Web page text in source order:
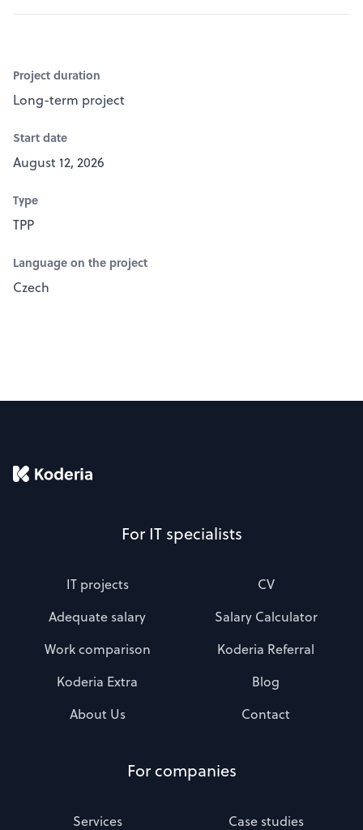
Project duration
Long-term project
Start date
August 12, 2026
Type
TPP
Language on the project
Czech
For IT specialists
IT projects
CV
Adequate salary
Salary Calculator
Work comparison
Koderia Referral
Koderia Extra
Blog
About Us
Contact
For companies
Services Case studies